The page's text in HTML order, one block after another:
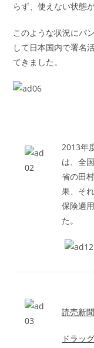
らず、使えない状態
このような状況にパ
して日本国内で署名
てきました。
2013年
は、全
省の田
果、そ
保険適
た。
読売新
ドラッ